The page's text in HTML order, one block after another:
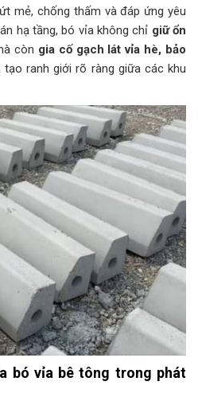
mẻ, chống thấm và đáp ứng yêu
hạ tầng, bó vỉa không chỉ giữ ổn
còn gia cố gạch lát vỉa hè, bảo
tạo ranh giới rõ ràng giữa các khu
bó vỉa bê tông trong phát